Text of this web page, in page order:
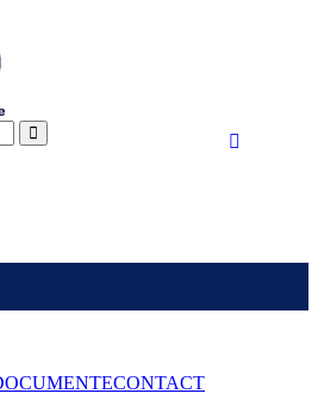
CONTACT